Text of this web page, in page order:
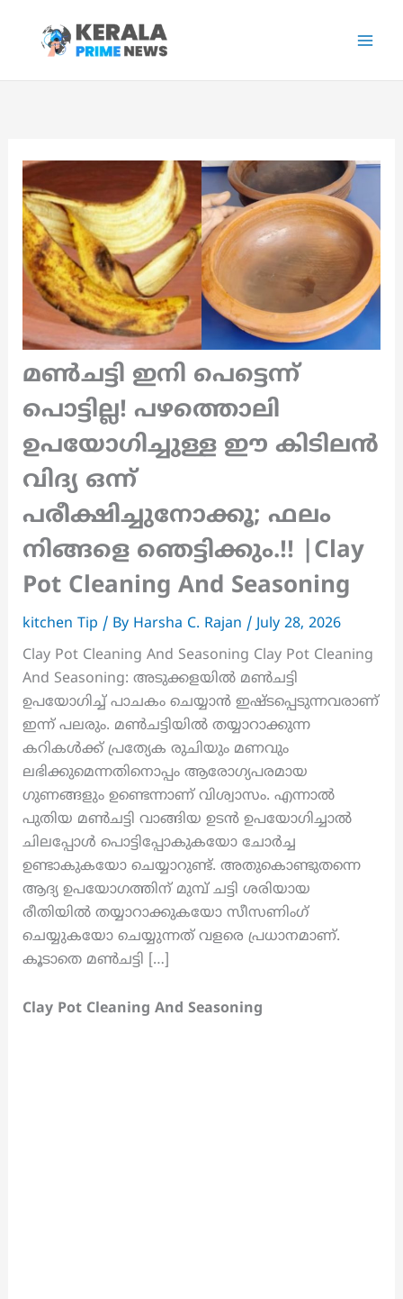
content
മൺചട്ടി ഇനി പെട്ടെന്ന്
പൊട്ടില്ല! പഴത്തൊലി
ഉപയോഗിച്ചുള്ള ഈ കിടിലൻ
വിദ്യ ഒന്ന്
പരീക്ഷിച്ചുനോക്കൂ; ഫലം
നിങ്ങളെ ഞെട്ടിക്കും.!! |Clay
Pot Cleaning And Seasoning
kitchen Tip / By Harsha C. Rajan / July 28, 2026
Clay Pot Cleaning And Seasoning Clay Pot Cleaning
And Seasoning: അടുക്കളയിൽ മൺചട്ടി
ഉപയോഗിച്ച് പാചകം ചെയ്യാൻ ഇഷ്ടപ്പെടുന്നവരാണ്
ഇന്ന് പലരും. മൺചട്ടിയിൽ തയ്യാറാക്കുന്ന
കറികൾക്ക് പ്രത്യേക രുചിയും മണവും
ലഭിക്കുമെന്നതിനൊപ്പം ആരോഗ്യപരമായ
ഗുണങ്ങളും ഉണ്ടെന്നാണ് വിശ്വാസം. എന്നാൽ
പുതിയ മൺചട്ടി വാങ്ങിയ ഉടൻ ഉപയോഗിച്ചാൽ
ചിലപ്പോൾ പൊട്ടിപ്പോകുകയോ ചോർച്ച
ഉണ്ടാകുകയോ ചെയ്യാറുണ്ട്. അതുകൊണ്ടുതന്നെ
ആദ്യ ഉപയോഗത്തിന് മുമ്പ് ചട്ടി ശരിയായ
രീതിയിൽ തയ്യാറാക്കുകയോ സീസണിംഗ്
ചെയ്യുകയോ ചെയ്യുന്നത് വളരെ പ്രധാനമാണ്.
കൂടാതെ മൺചട്ടി […]
Clay Pot Cleaning And Seasoning